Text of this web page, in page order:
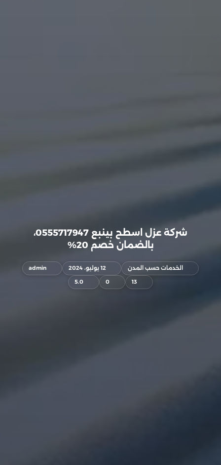
شركة عزل اسطح بينبع 0555717947،
بالضمان خصم 20%
الخدمات حسب المدن 12 يوليو، 2024
admin
13
0
5.0